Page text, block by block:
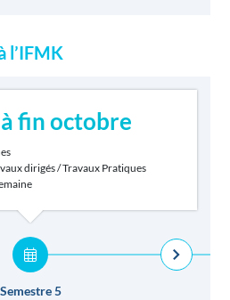
l’IFMK
fin octobre
dirigés / Travaux Pratiques
Semestre 5